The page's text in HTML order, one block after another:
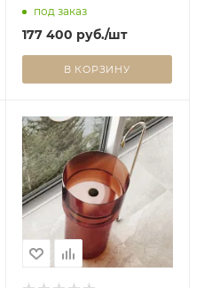
под заказ
177 400 руб./шт
В КОРЗИНУ